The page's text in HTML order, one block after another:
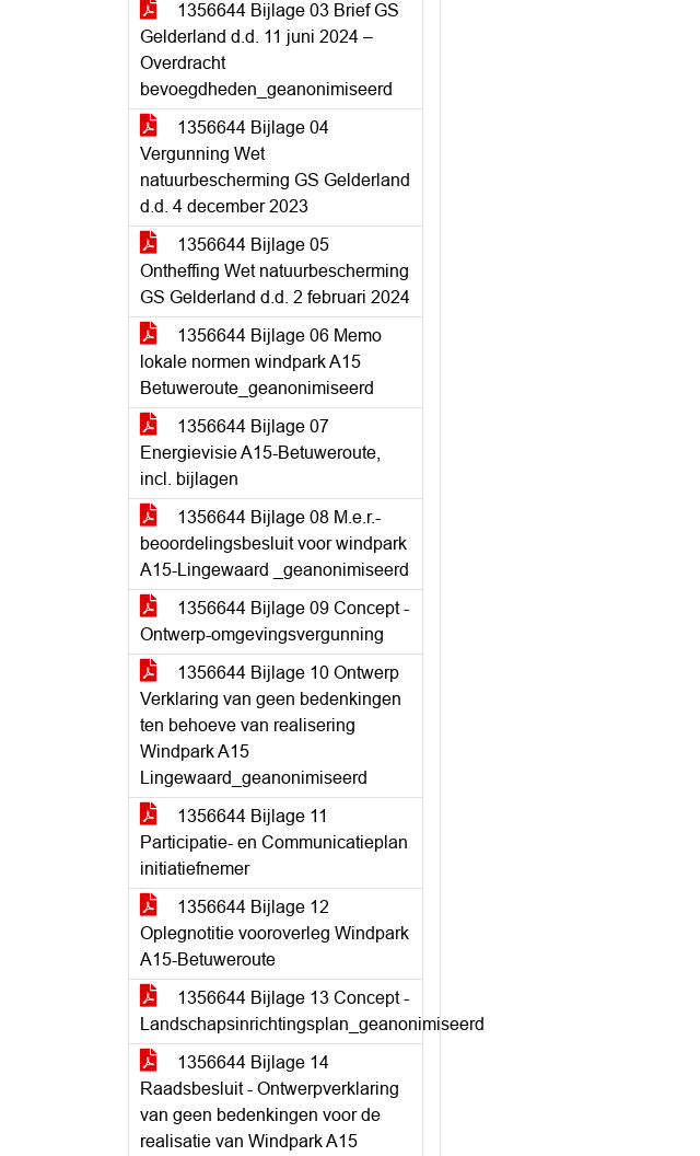
1356644 Bijlage 03 Brief GS
Gelderland d.d. 11 juni 2024 –
Overdracht
bevoegdheden_geanonimiseerd
1356644 Bijlage 04
Vergunning Wet
natuurbescherming GS Gelderland
d.d. 4 december 2023
1356644 Bijlage 05
Ontheffing Wet natuurbescherming
GS Gelderland d.d. 2 februari 2024
1356644 Bijlage 06 Memo
lokale normen windpark A15
Betuweroute_geanonimiseerd
1356644 Bijlage 07
Energievisie A15-Betuweroute,
incl. bijlagen
1356644 Bijlage 08 M.e.r.-
beoordelingsbesluit voor windpark
A15-Lingewaard _geanonimiseerd
1356644 Bijlage 09 Concept -
Ontwerp-omgevingsvergunning
1356644 Bijlage 10 Ontwerp
Verklaring van geen bedenkingen
ten behoeve van realisering
Windpark A15
Lingewaard_geanonimiseerd
1356644 Bijlage 11
Participatie- en Communicatieplan
initiatiefnemer
1356644 Bijlage 12
Oplegnotitie vooroverleg Windpark
A15-Betuweroute
1356644 Bijlage 13 Concept -
Landschapsinrichtingsplan_geanonimiseerd
1356644 Bijlage 14
Raadsbesluit - Ontwerpverklaring
van geen bedenkingen voor de
realisatie van Windpark A15